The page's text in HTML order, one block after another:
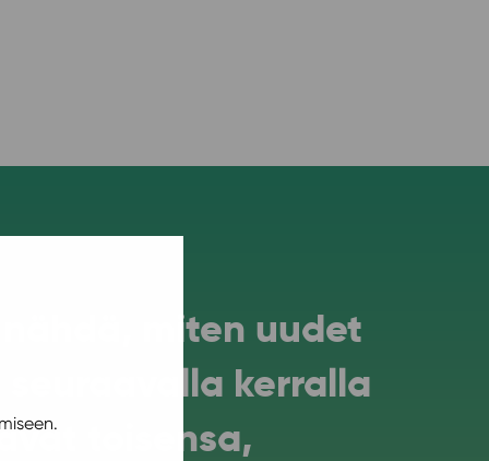
nähdä, miten uudet
kerralla
toisensa,